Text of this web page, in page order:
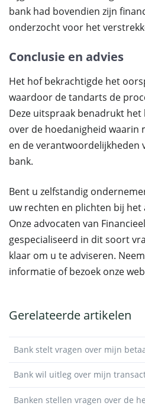
bank had bovendien zijn
onderzocht voor het
Conclusie en advies
Het hof bekrachtigde het
waardoor de tandarts de
Deze uitspraak benadrukt
over de hoedanigheid waarin
en de verantwoordelijkheden
bank.
Bent u zelfstandig
uw rechten en plichten bij het
Onze advocaten van
gespecialiseerd in dit soort
klaar om u te adviseren. Neem
informatie of bezoek onze
Gerelateerde artikelen
Bank stelt vragen over mijn
Bank wil uitleg over mijn
Banken stellen vragen over de